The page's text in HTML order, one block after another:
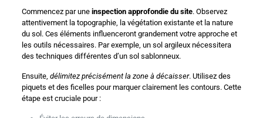
Commencez par une inspection approfondie du site. Observez
attentivement la topographie, la végétation existante et la nature
du sol. Ces éléments influenceront grandement votre approche et
les outils nécessaires. Par exemple, un sol argileux nécessitera
des techniques différentes d’un sol sablonneux.
Ensuite, délimitez précisément la zone à décaisser. Utilisez des
piquets et des ficelles pour marquer clairement les contours. Cette
étape est cruciale pour :